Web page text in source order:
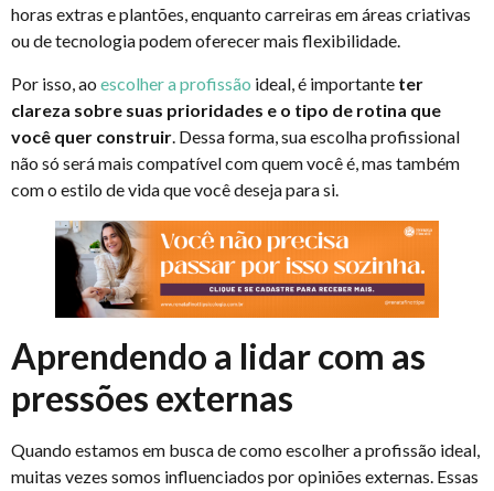
horas extras e plantões, enquanto carreiras em áreas criativas
ou de tecnologia podem oferecer mais flexibilidade.
Por isso, ao escolher a profissão ideal, é importante ter
clareza sobre suas prioridades e o tipo de rotina que
você quer construir . Dessa forma, sua escolha profissional
não só será mais compatível com quem você é, mas também
com o estilo de vida que você deseja para si.
Aprendendo a lidar com as
pressões externas
Quando estamos em busca de como escolher a profissão ideal,
muitas vezes somos influenciados por opiniões externas. Essas